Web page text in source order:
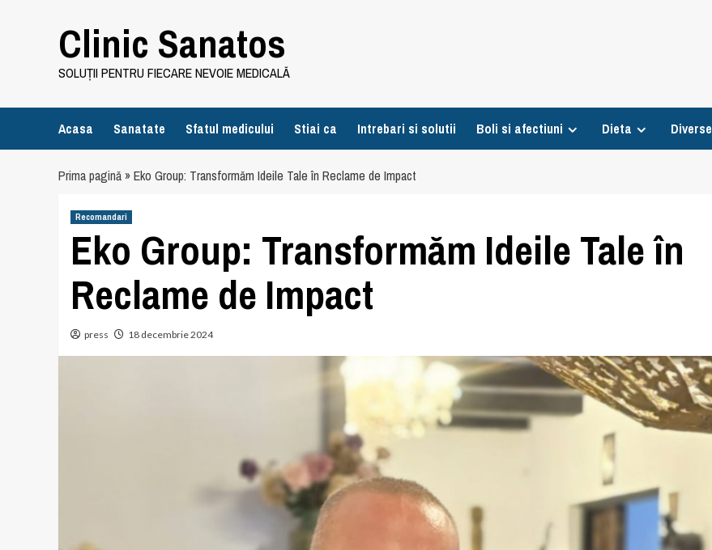
Clinic Sanatos
SOLUȚII PENTRU FIECARE NEVOIE MEDICALĂ
Acasa Sanatate Sfatul medicului Stiai ca Intrebari si solutii Boli si afectiuni Dieta Diverse
Prima pagină»Eko Group: Transformăm Ideile Tale în Reclame de Impact
Recomandari
Eko Group: Transformăm Ideile Tale în
Reclame de Impact
press 18 decembrie 2024